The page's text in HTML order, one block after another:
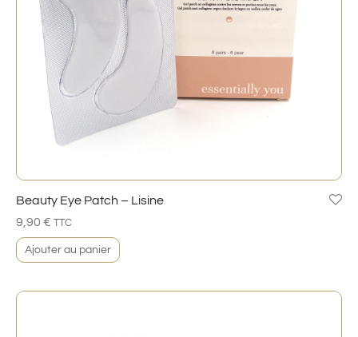
Beauty Eye Patch – Lisine
9,90 € TTC
Ajouter au panier